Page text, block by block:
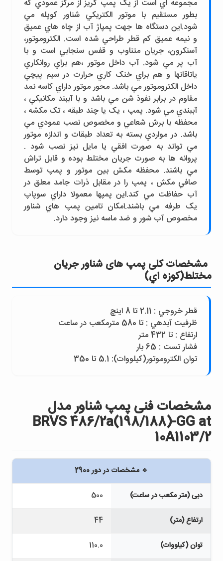
مجموعه اي است از يک پمپ گريز از مرکز عمودي که
بطور مستقيم با موتور الکتريکي شناور کوپله مي
شود.اين دستگاه ها جهت پمپاژ آب از چاه هاي عميق
و نيمه عميق کم قطر طراحي شده است. الکتروموتور،
آسنکرون، جريان متناوب و قفس سنجابي است و با
آب پر مي شود. آب داخل موتور ،هم براي روانکاري
ياتاقانها و هم براي خنک کاري حرارت در سيم پيچي
داخل الکتروموتور مي باشد. محور موتور داراي کاسه نمد
مقاوم در برابر نفوذ شن مي باشد و با آببند مکانيکي ،
آببندي مي شود. پمپ ، يک يا چند طبقه ، تک مکشه ،
محفظه با برش شعاعي و مخصوص نصب عمودي مي
باشد. در مواردي بسته به تعداد طبقات و اندازه موتور
مي تواند به صورت افقي يا مايل نيز نصب شود .
پروانه ها به صورت جريان مختلط بوده و قابل تراش
مي باشند. محفظه مکش بين موتور و پمپ توسط
صافي مکش ، پمپ را در مقابل ذرات جامد معلق در
آب حفاظت مي کند.اين پمپها معمولا داراي سوپاپ
يک طرفه مي باشند.امکان تامين پمپ هاي شناور
مخصوص آب شور و ضد ماسه نيز وجود دارد.
مشخصات کلی پمپ های شناور جريان
مختلط(کوزه اي)
قطر خروجي : 2.11 تا 8 اينچ
ظرفيت آبدهي : تا 580 مترمکعب در ساعت
ارتفاع : تا 432 متر
فشار تست : 65 بار
توان الکتروموتور(کيلووات): 5.1 تا 350
مشخصات فنی پمپ شناور مدل
BRVS 486/2a(198/188)-GG at
10A1103/2
🔹 مشخصات در دور 2900
دبی (متر مکعب در ساعت) 500
ارتفاع (متر) 44
توان (کیلووات) 110.0